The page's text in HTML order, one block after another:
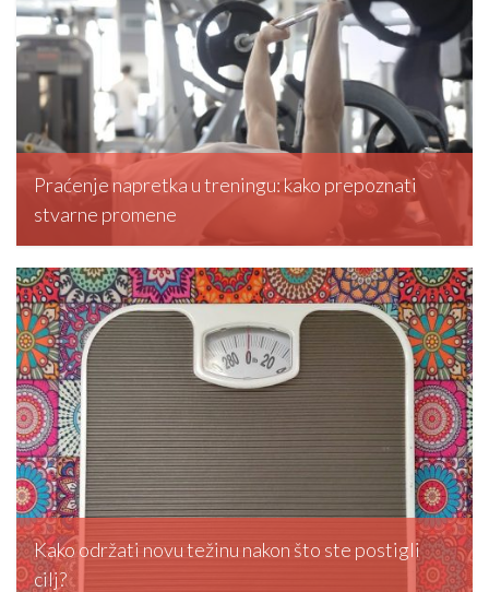
Praćenje napretka u treningu: kako prepoznati
stvarne promene
editormd, February 20, 2026
Kako održati novu težinu nakon što ste postigli
cilj?